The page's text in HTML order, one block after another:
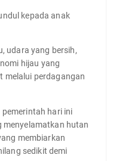
kepada anak
udara yang bersih,
hijau yang
melalui perdagangan
hari ini
menyelamatkan hutan
membiarkan
sedikit demi